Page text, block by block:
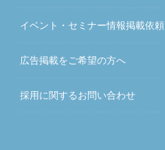
イベント・セミナー情報掲載依頼
広告掲載をご希望の方へ
採用に関するお問い合わせ